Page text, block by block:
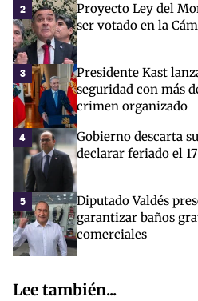
2
Proyecto Ley del
ser votado en la
3
Presidente Kast
seguridad con más
crimen organizado
4
Gobierno descarta
declarar feriado el
5
Diputado Valdés
garantizar baños
comerciales
Lee también...